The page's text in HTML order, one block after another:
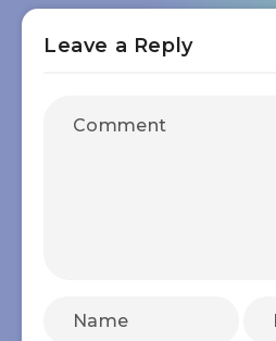
Leave a Reply